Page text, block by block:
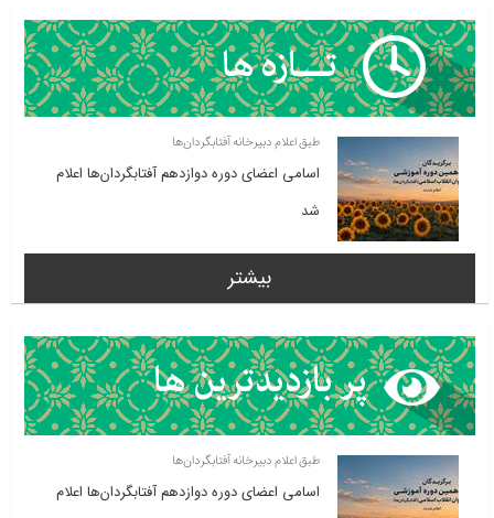
طبق اعلام دبیرخانه آفتابگردان‌ها
اسامی اعضای دوره دوازدهم آفتابگردان‌ها اعلام
شد
بیشتر
طبق اعلام دبیرخانه آفتابگردان‌ها
اسامی اعضای دوره دوازدهم آفتابگردان‌ها اعلام